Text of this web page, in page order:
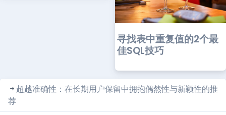
寻找表中重复值的2个最
佳SQL技巧
超越准确性：在长期用户保留中拥抱偶然性与新颖性的推
荐